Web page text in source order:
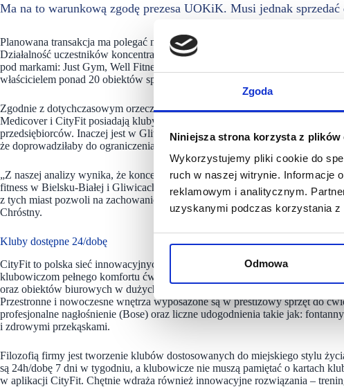
Zgoda
Niniejsza strona korzysta z plików
Wykorzystujemy pliki cookie do
ruch w naszej witrynie. Informacje
reklamowym i analitycznym.
uzyskanymi podczas korzystania z
Odmowa
Ma na to warunkową zgodę prezesa UOKiK. Musi jednak
Planowana transakcja ma polegać na przejęciu przez ABC Medicover
Działalność uczestników koncentracji pokrywa się na rynku prowadzenia
pod markami: Just Gym, Well Fitness, McFit, Stellar, Platinium Fitness,
właścicielem ponad 20 obiektów sportowo-rekreacyjnych pod markami
Zgodnie z dotychczasowym orzecznictwem prezes UOKiK przyjął, że kluby
Medicover i CityFit posiadają kluby w tych samych 13 miastach. W
przedsiębiorców. Inaczej jest w Gliwicach i Bielsku-Białej, gdzie po transakcji
że doprowadziłaby do ograniczenia konkurencji.
„Z naszej analizy wynika, że koncentracja zakłóciłaby konkurencję w
fitness w Bielsku-Białej i Gliwicach, mogłoby skutkować np. wzrostem cen.
z tych miast pozwoli na zachowanie równej rywalizacji przedsiębiorców na
Chróstny.
Kluby dostępne 24/dobę
CityFit to polska sieć innowacyjnych klubów fitness, czynnych 24h/dobę, 7
klubowiczom pełnego komfortu ćwiczeń w atrakcyjnej cenie. Komfort Kluby
oraz obiektów biurowych w dużych i średnich miastach. Firma dba o każdy
Przestronne i nowoczesne wnętrza wyposażone są w prestiżowy sprzęt do
profesjonalne nagłośnienie (Bose) oraz liczne udogodnienia takie jak:
i zdrowymi przekąskami.
Filozofią firmy jest tworzenie klubów dostosowanych do miejskiego stylu
są 24h/dobę 7 dni w tygodniu, a klubowicze nie muszą pamiętać o kartach
w aplikacji CityFit. Chętnie wdraża również innowacyjne rozwiązania –